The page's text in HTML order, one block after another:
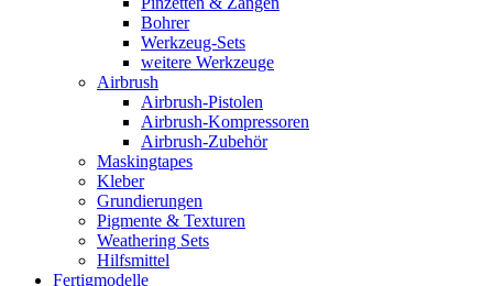
Bohrer
Werkzeug-Sets
weitere Werkzeuge
Airbrush
Airbrush-Pistolen
Airbrush-Kompressoren
Airbrush-Zubehör
Maskingtapes
Kleber
Grundierungen
Pigmente & Texturen
Weathering Sets
Hilfsmittel
Fertigmodelle